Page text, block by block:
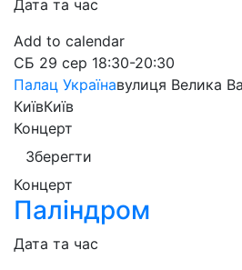
Дата та час
Add to calendar
СБ 29 сер 18:30-20:30
Палац Українавулиця Велика
КиївКиїв
Концерт
Зберегти
Концерт
Паліндром
Дата та час